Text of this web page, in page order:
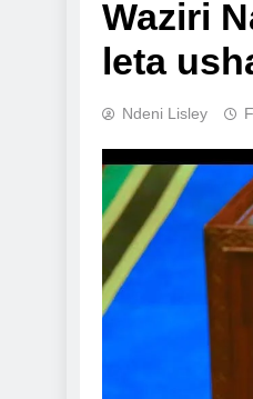
Waziri
leta
Ndeni Lisley